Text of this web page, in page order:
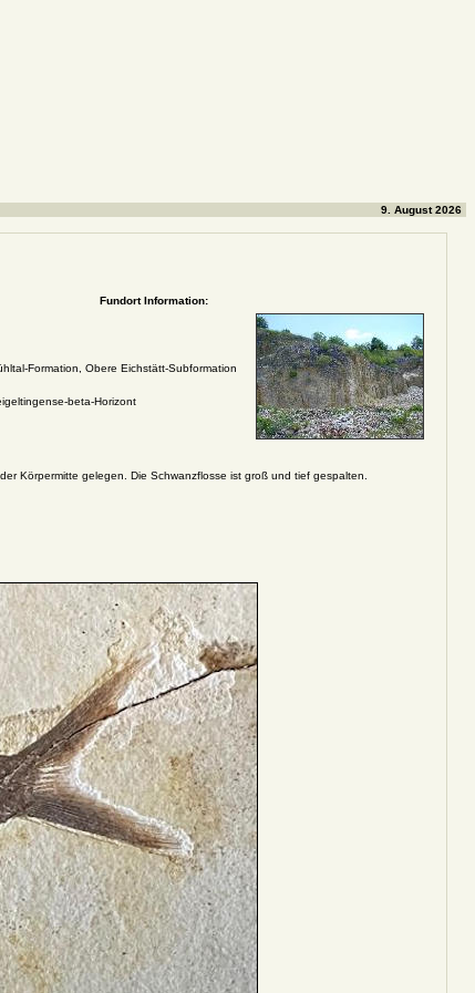
9. August 2026
Fundort Information:
Formation, Obere Eichstätt-Subformation
beta-Horizont
Körpermitte gelegen. Die Schwanzflosse ist groß und tief gespalten.